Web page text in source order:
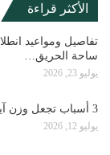
الأكثر قراءة
تفاصيل ومواعيد
ساحة الحريق…
يوليو 23, 2026
3 أسباب تجعل وزن آيفون 18 برو ماكس ميزة لا عيبًا
يوليو 12, 2026